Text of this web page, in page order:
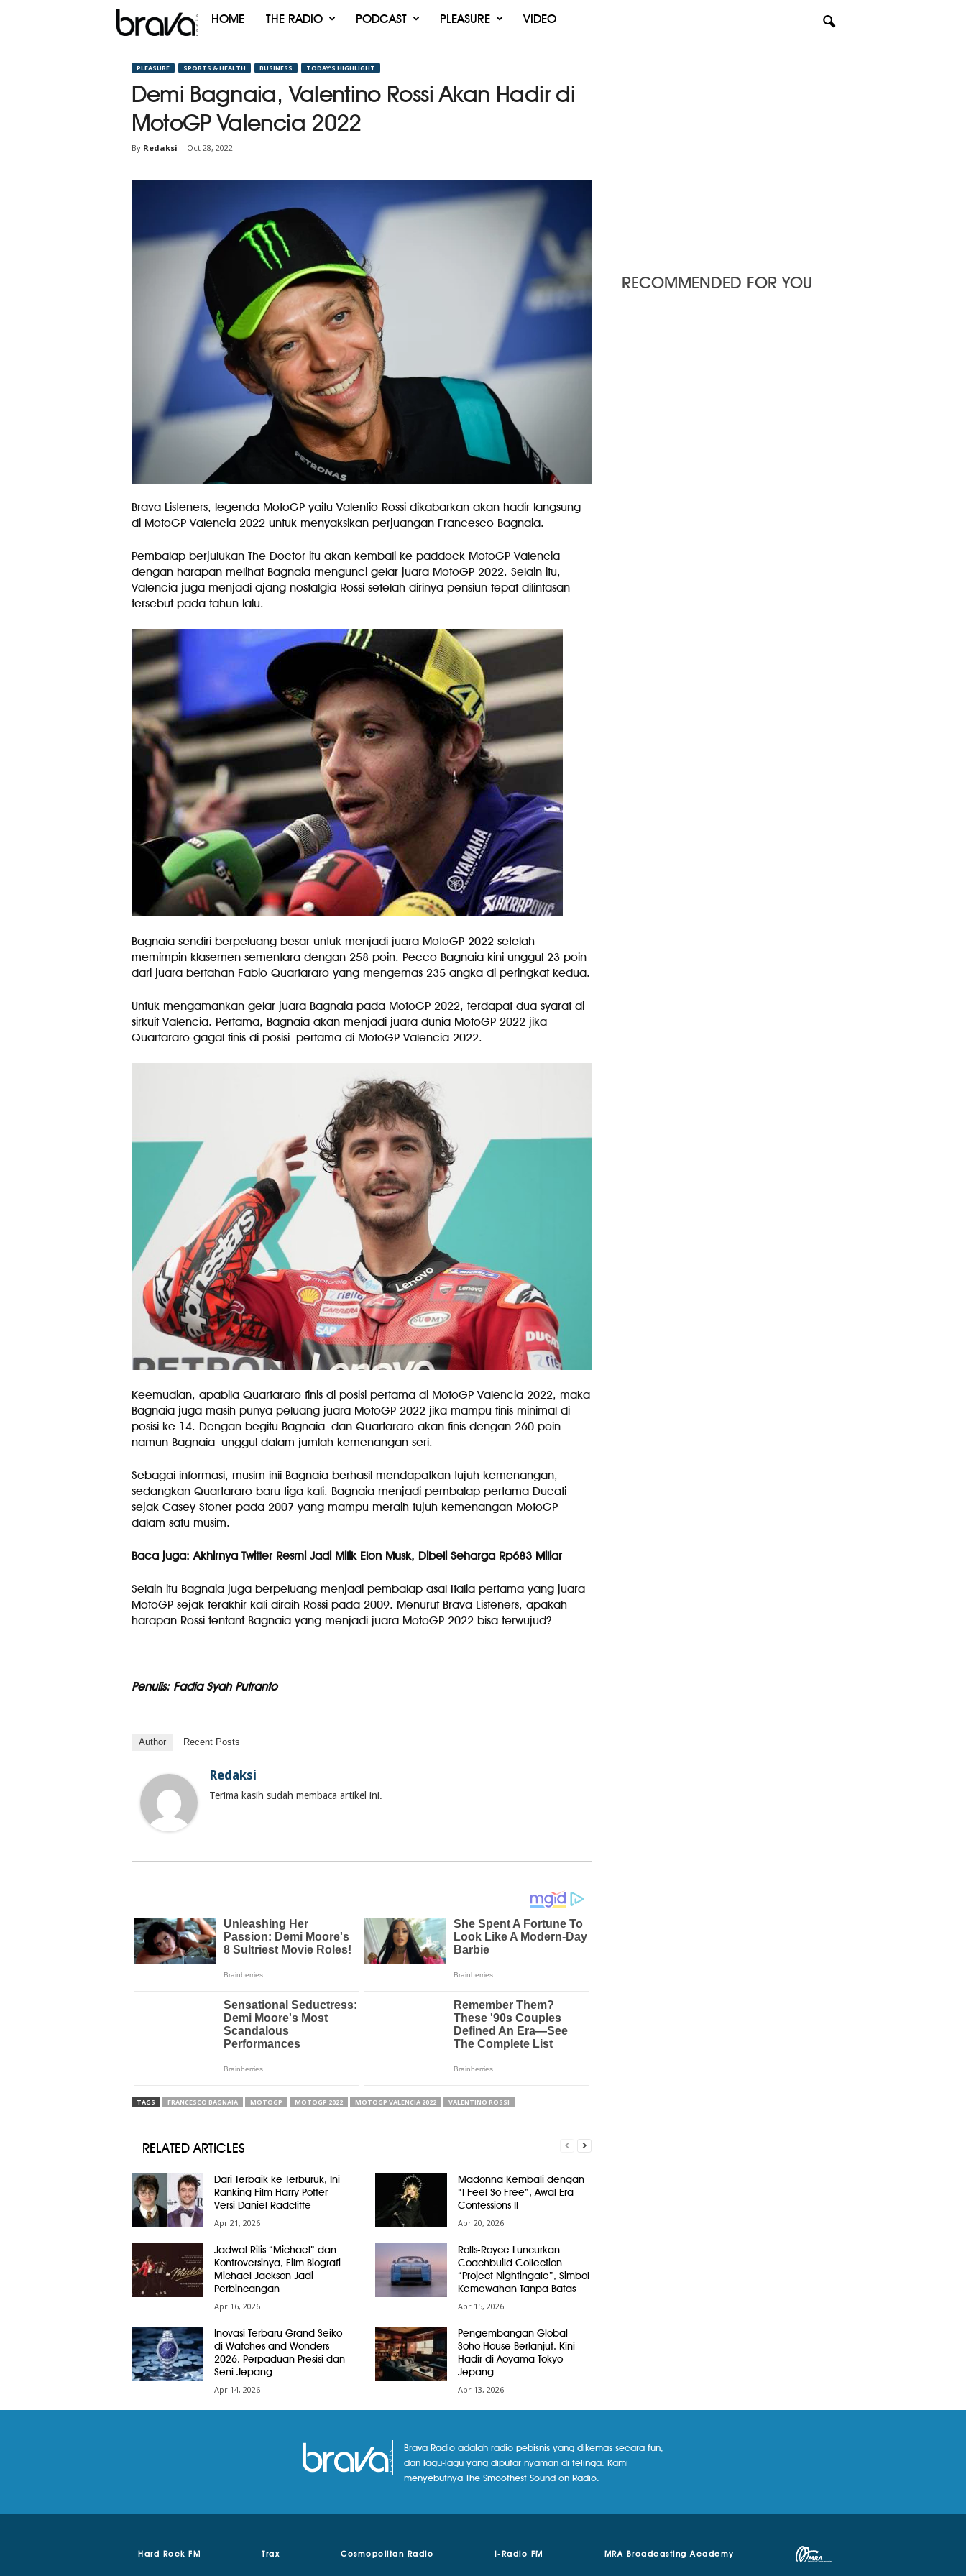
Brava
HOME THE RADIO PODCAST PLEASURE VIDEO
PLEASURE SPORTS & HEALTH BUSINESS TODAY’S HIGHLIGHT
Demi Bagnaia, Valentino Rossi Akan Hadir di
MotoGP Valencia 2022
By Redaksi - Oct 28, 2022
Brava Listeners, legenda MotoGP yaitu Valentio Rossi dikabarkan akan hadir langsung
di MotoGP Valencia 2022 untuk menyaksikan perjuangan Francesco Bagnaia.
Pembalap berjulukan The Doctor itu akan kembali ke paddock MotoGP Valencia
dengan harapan melihat Bagnaia mengunci gelar juara MotoGP 2022. Selain itu,
Valencia juga menjadi ajang nostalgia Rossi setelah dirinya pensiun tepat dilintasan
tersebut pada tahun lalu.
Bagnaia sendiri berpeluang besar untuk menjadi juara MotoGP 2022 setelah
memimpin klasemen sementara dengan 258 poin. Pecco Bagnaia kini unggul 23 poin
dari juara bertahan Fabio Quartararo yang mengemas 235 angka di peringkat kedua.
Untuk mengamankan gelar juara Bagnaia pada MotoGP 2022, terdapat dua syarat di
sirkuit Valencia. Pertama, Bagnaia akan menjadi juara dunia MotoGP 2022 jika
Quartararo gagal finis di posisi pertama di MotoGP Valencia 2022.
Keemudian, apabila Quartararo finis di posisi pertama di MotoGP Valencia 2022, maka
Bagnaia juga masih punya peluang juara MotoGP 2022 jika mampu finis minimal di
posisi ke-14. Dengan begitu Bagnaia dan Quartararo akan finis dengan 260 poin
namun Bagnaia unggul dalam jumlah kemenangan seri.
Sebagai informasi, musim inii Bagnaia berhasil mendapatkan tujuh kemenangan,
sedangkan Quartararo baru tiga kali. Bagnaia menjadi pembalap pertama Ducati
sejak Casey Stoner pada 2007 yang mampu meraih tujuh kemenangan MotoGP
dalam satu musim.
Baca juga: Akhirnya Twitter Resmi Jadi Milik Elon Musk, Dibeli Seharga Rp683 Miliar
Selain itu Bagnaia juga berpeluang menjadi pembalap asal Italia pertama yang juara
MotoGP sejak terakhir kali diraih Rossi pada 2009. Menurut Brava Listeners, apakah
harapan Rossi tentant Bagnaia yang menjadi juara MotoGP 2022 bisa terwujud?
Penulis: Fadia Syah Putranto
Author Recent Posts
Redaksi
Terima kasih sudah membaca artikel ini.
TAGS FRANCESCO BAGNAIA MOTOGP MOTOGP 2022 MOTOGP VALENCIA 2022 VALENTINO ROSSI
RELATED ARTICLES
Dari Terbaik ke Terburuk, Ini
Ranking Film Harry Potter
Versi Daniel Radcliffe
Apr 21, 2026
Madonna Kembali dengan
“I Feel So Free”, Awal Era
Confessions II
Apr 20, 2026
Jadwal Rilis “Michael” dan
Kontroversinya, Film Biografi
Michael Jackson Jadi
Perbincangan
Apr 16, 2026
Rolls-Royce Luncurkan
Coachbuild Collection
“Project Nightingale”, Simbol
Kemewahan Tanpa Batas
Apr 15, 2026
Inovasi Terbaru Grand Seiko
di Watches and Wonders
2026, Perpaduan Presisi dan
Seni Jepang
Apr 14, 2026
Pengembangan Global
Soho House Berlanjut, Kini
Hadir di Aoyama Tokyo
Jepang
Apr 13, 2026
RECOMMENDED FOR YOU
Brava Radio adalah radio pebisnis yang dikemas secara fun,
dan lagu-lagu yang diputar nyaman di telinga. Kami
menyebutnya The Smoothest Sound on Radio.
Hard Rock FM Trax Cosmopolitan Radio I-Radio FM MRA Broadcasting Academy